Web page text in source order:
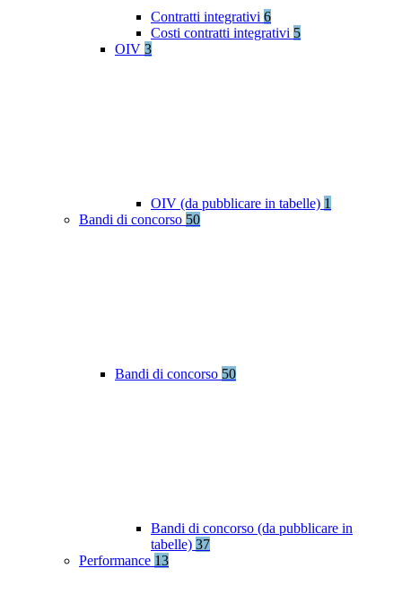
Contratti integrativi 6
Costi contratti integrativi 5
OIV 3
OIV (da pubblicare in tabelle) 1
Bandi di concorso 50
Bandi di concorso 50
Bandi di concorso (da pubblicare in
tabelle) 37
Performance 13